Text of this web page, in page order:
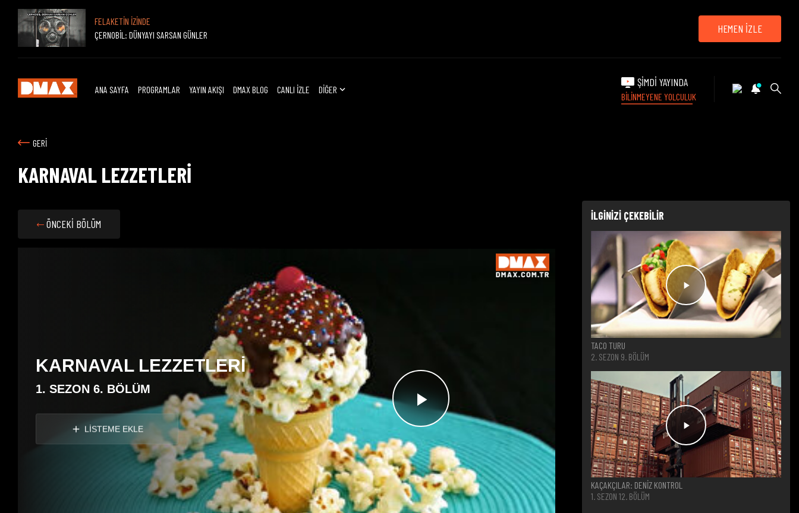
FELAKETİN İZİNDE
ÇERNOBİL: DÜNYAYI SARSAN GÜNLER
HEMEN İZLE
ANA SAYFA PROGRAMLAR YAYIN AKIŞI DMAX BLOG CANLI İZLE DİĞER
ŞİMDİ YAYINDA
BİLİNMEYENE YOLCULUK
GERİ
KARNAVAL LEZZETLERİ
ÖNCEKİ BÖLÜM
Videoyu
Oynat
KARNAVAL LEZZETLERİ
1. SEZON 6. BÖLÜM
LİSTEME EKLE
İLGİNİZİ ÇEKEBİLİR
TACO TURU
2. SEZON 9. BÖLÜM
KAÇAKÇILAR: DENİZ KONTROL
1. SEZON 12. BÖLÜM